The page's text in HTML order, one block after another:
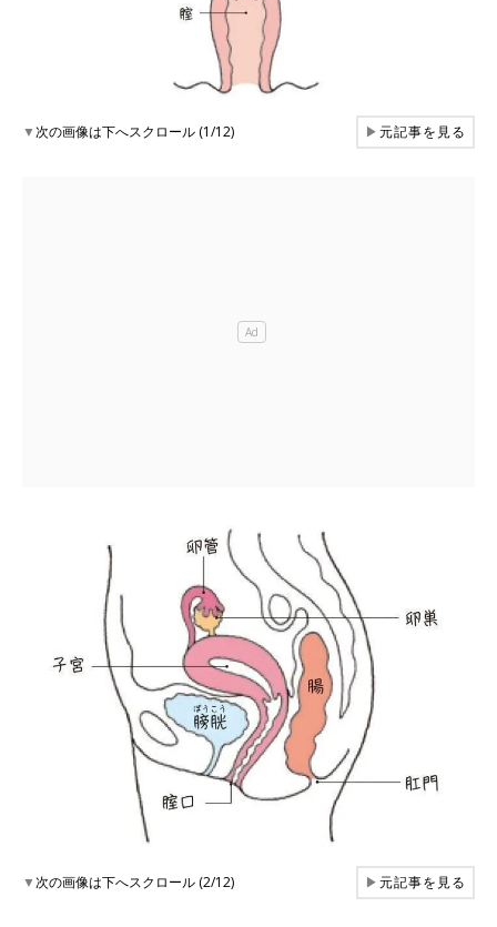
▼次の画像は下へスクロール (1/12) ▶元記事を見る
▼次の画像は下へスクロール (2/12) ▶元記事を見る